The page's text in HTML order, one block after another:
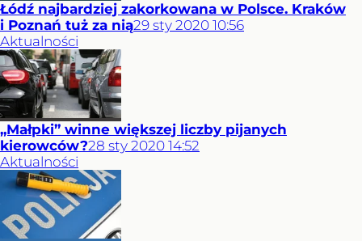
Łódź najbardziej zakorkowana w Polsce. Kraków
i Poznań tuż za nią29 sty 2020 10:56
Aktualności
„Małpki” winne większej liczby pijanych
kierowców?28 sty 2020 14:52
Aktualności